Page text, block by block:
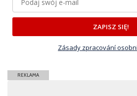
ZAPISZ SIĘ!
Zásady zpracování
REKLAMA